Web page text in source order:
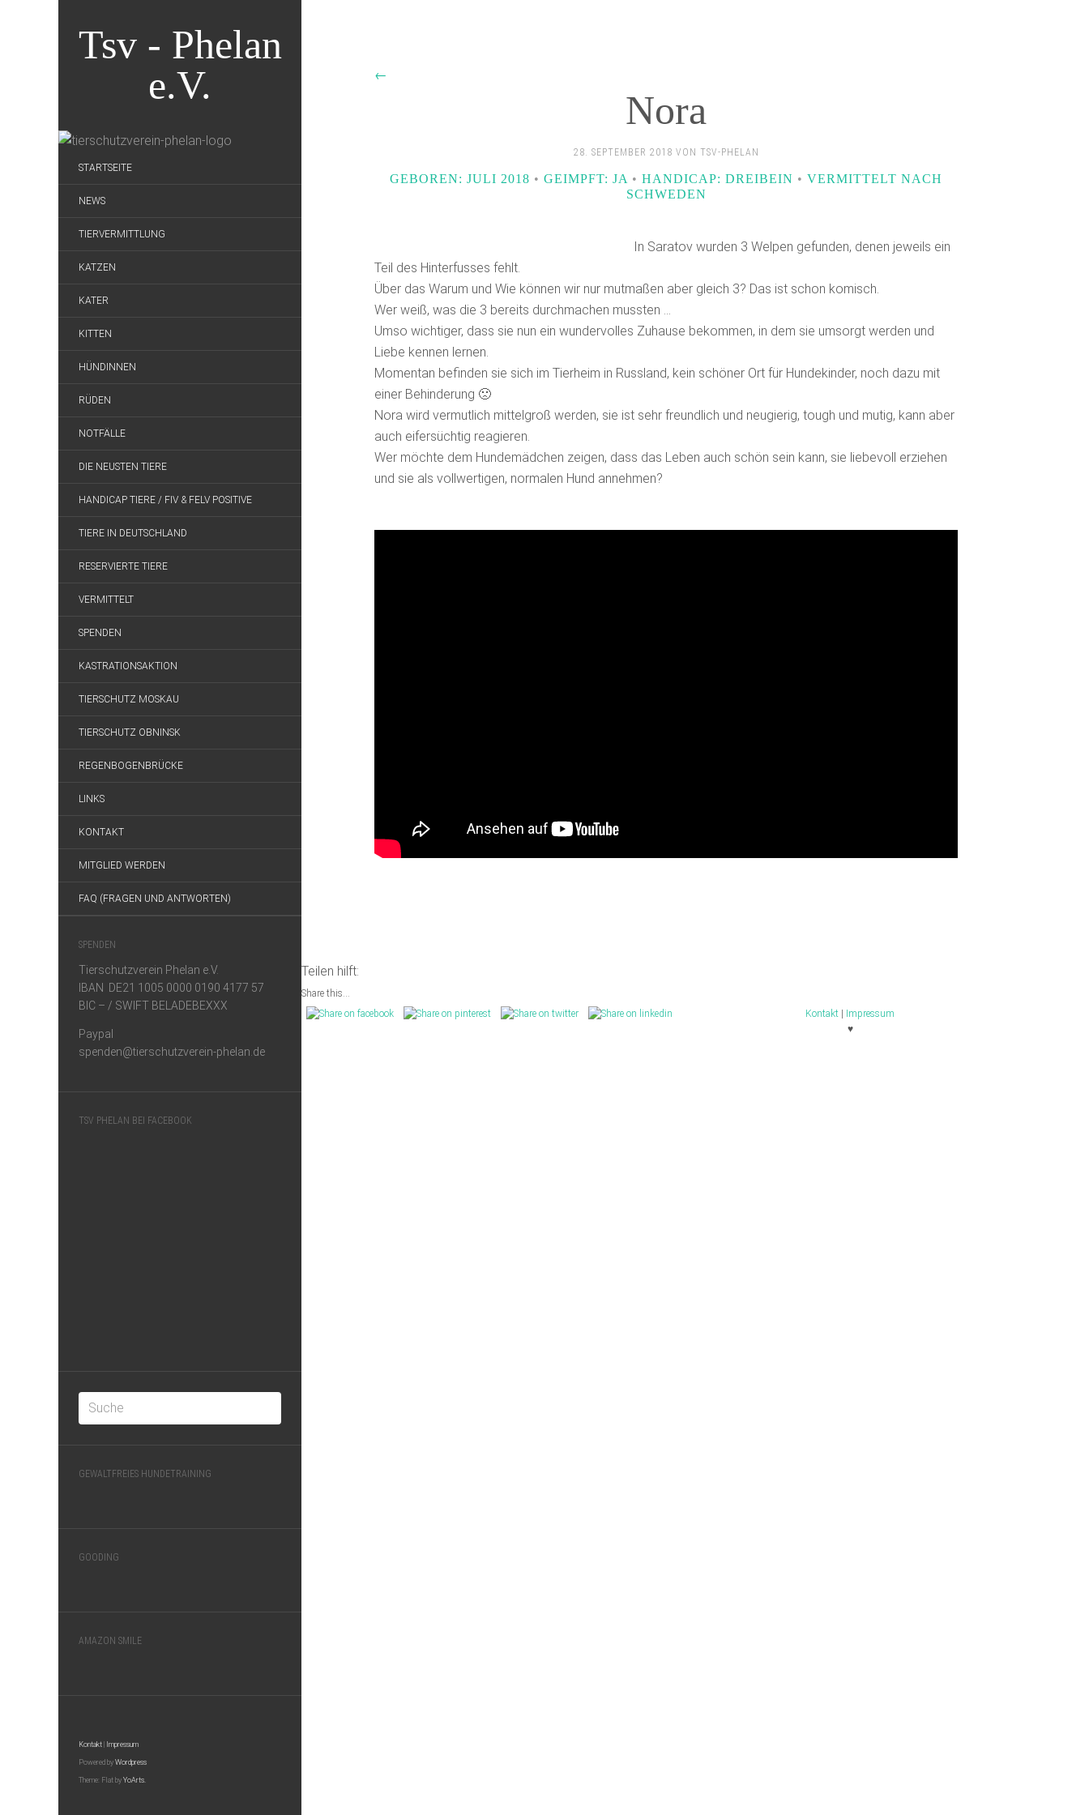
Tsv - Phelan
e.V.
STARTSEITE
NEWS
TIERVERMITTLUNG
KATZEN
KATER
KITTEN
HÜNDINNEN
RÜDEN
NOTFÄLLE
DIE NEUSTEN TIERE
HANDICAP TIERE / FIV & FELV POSITIVE
TIERE IN DEUTSCHLAND
RESERVIERTE TIERE
VERMITTELT
SPENDEN
KASTRATIONSAKTION
TIERSCHUTZ MOSKAU
TIERSCHUTZ OBNINSK
REGENBOGENBRÜCKE
LINKS
KONTAKT
MITGLIED WERDEN
FAQ (FRAGEN UND ANTWORTEN)
SPENDEN
Tierschutzverein Phelan e.V.
IBAN DE21 1005 0000 0190 4177 57
BIC – / SWIFT BELADEBEXXX
Paypal
spenden@tierschutzverein-phelan.de
TSV PHELAN BEI FACEBOOK
GEWALTFREIES HUNDETRAINING
GOODING
AMAZON SMILE
Kontakt Impressum
Powered by Wordpress
Theme: Flat by YoArts.
←
Nora
28. SEPTEMBER 2018 VON TSV-PHELAN
GEBOREN: JULI 2018 • GEIMPFT: JA • HANDICAP: DREIBEIN • VERMITTELT NACH
SCHWEDEN
In Saratov wurden 3 Welpen gefunden, denen jeweils ein
Teil des Hinterfusses fehlt.
Über das Warum und Wie können wir nur mutmaßen aber gleich 3? Das ist schon komisch.
Wer weiß, was die 3 bereits durchmachen mussten …
Umso wichtiger, dass sie nun ein wundervolles Zuhause bekommen, in dem sie umsorgt werden und
Liebe kennen lernen.
Momentan befinden sie sich im Tierheim in Russland, kein schöner Ort für Hundekinder, noch dazu mit
einer Behinderung 🙁
Nora wird vermutlich mittelgroß werden, sie ist sehr freundlich und neugierig, tough und mutig, kann aber
auch eifersüchtig reagieren.
Wer möchte dem Hundemädchen zeigen, dass das Leben auch schön sein kann, sie liebevoll erziehen
und sie als vollwertigen, normalen Hund annehmen?
Teilen hilft:
Share this...
Kontakt
Impressum
♥